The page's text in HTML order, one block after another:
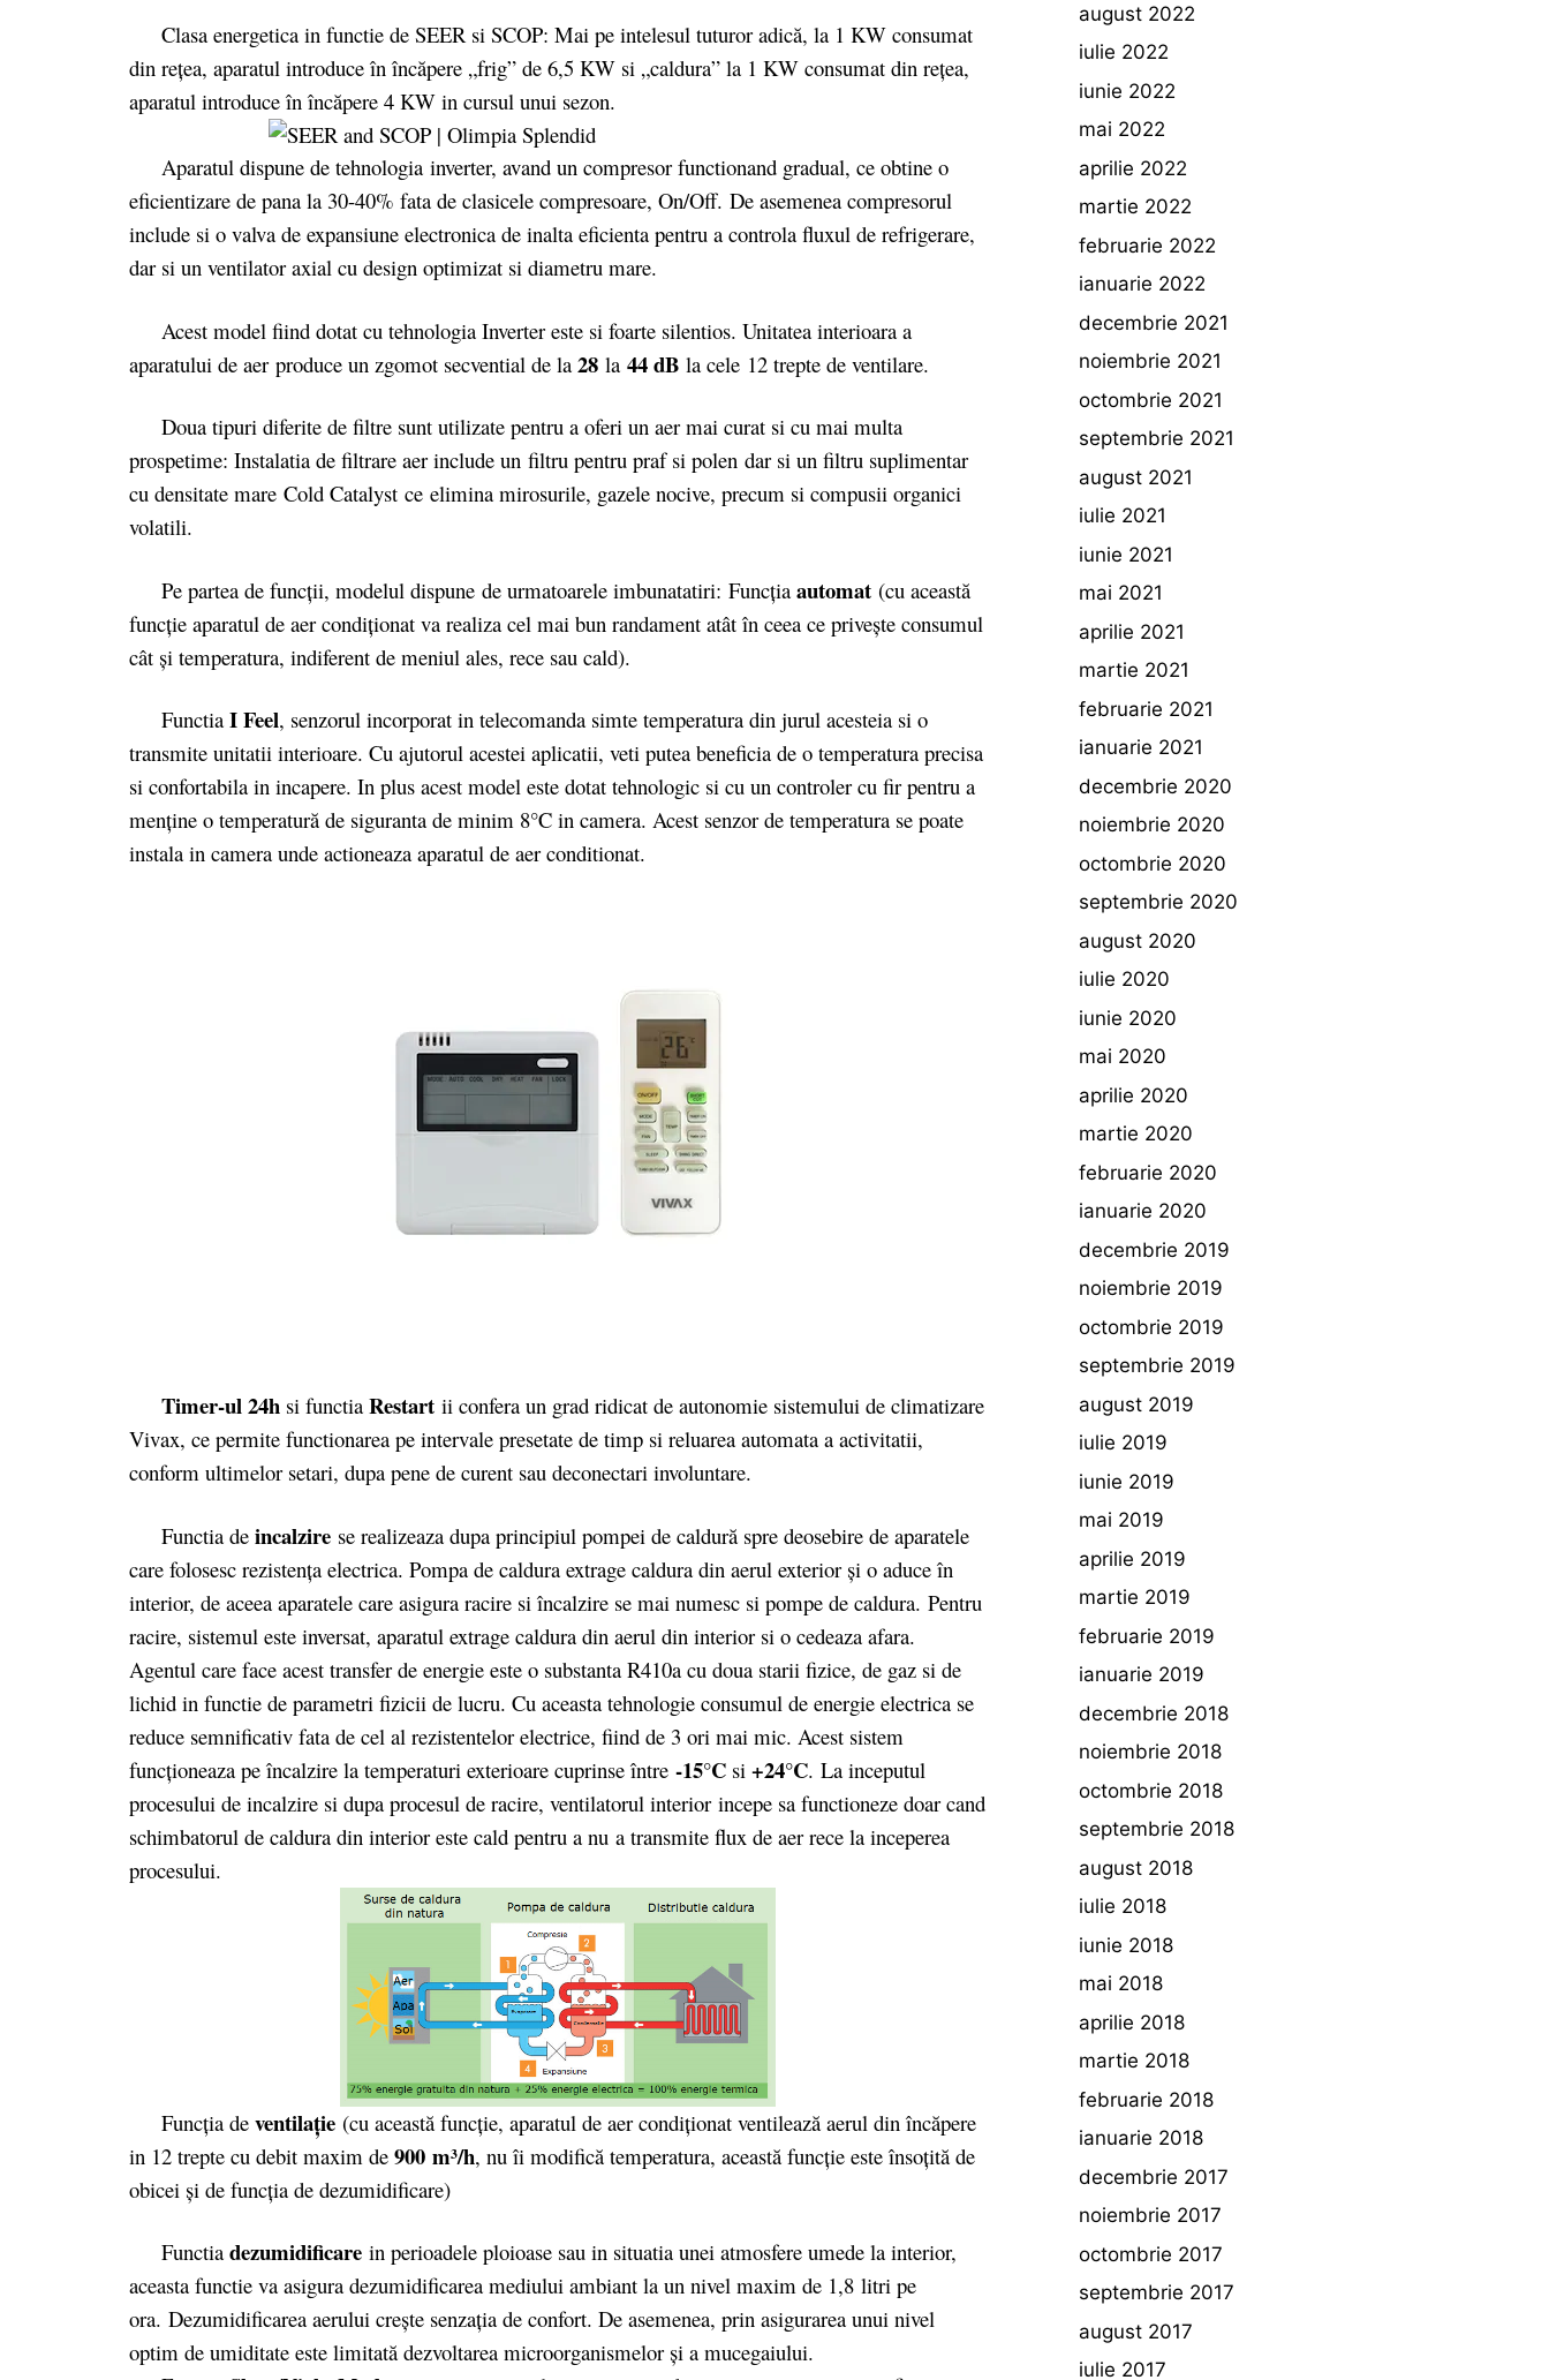
Clasa energetica in functie de SEER si SCOP: Mai pe intelesul tuturor adică, la 1 KW consumat
din reţea, aparatul introduce în încăpere „frig” de 6,5 KW si „caldura” la 1 KW consumat din reţea,
aparatul introduce în încăpere 4 KW in cursul unui sezon.
Aparatul dispune de tehnologia inverter, avand un compresor functionand gradual, ce obtine o
eficientizare de pana la 30-40% fata de clasicele compresoare, On/Off. De asemenea compresorul
include si o valva de expansiune electronica de inalta eficienta pentru a controla fluxul de refrigerare,
dar si un ventilator axial cu design optimizat si diametru mare.
Acest model fiind dotat cu tehnologia Inverter este si foarte silentios. Unitatea interioara a
aparatului de aer produce un zgomot secvential de la 28 la 44 dB la cele 12 trepte de ventilare.
Doua tipuri diferite de filtre sunt utilizate pentru a oferi un aer mai curat si cu mai multa
prospetime: Instalatia de filtrare aer include un filtru pentru praf si polen dar si un filtru suplimentar
cu densitate mare Cold Catalyst ce elimina mirosurile, gazele nocive, precum si compusii organici
volatili.
Pe partea de funcții, modelul dispune de urmatoarele imbunatatiri: Funcţia automat (cu această
funcţie aparatul de aer condiţionat va realiza cel mai bun randament atât în ceea ce priveşte consumul
cât şi temperatura, indiferent de meniul ales, rece sau cald).
Functia I Feel, senzorul incorporat in telecomanda simte temperatura din jurul acesteia si o
transmite unitatii interioare. Cu ajutorul acestei aplicatii, veti putea beneficia de o temperatura precisa
si confortabila in incapere. In plus acest model este dotat tehnologic si cu un controler cu fir pentru a
menține o temperatură de siguranta de minim 8°C in camera. Acest senzor de temperatura se poate
instala in camera unde actioneaza aparatul de aer conditionat.
Timer-ul 24h si functia Restart ii confera un grad ridicat de autonomie sistemului de climatizare
Vivax, ce permite functionarea pe intervale presetate de timp si reluarea automata a activitatii,
conform ultimelor setari, dupa pene de curent sau deconectari involuntare.
Functia de incalzire se realizeaza dupa principiul pompei de caldură spre deosebire de aparatele
care folosesc rezistenţa electrica. Pompa de caldura extrage caldura din aerul exterior şi o aduce în
interior, de aceea aparatele care asigura racire si încalzire se mai numesc si pompe de caldura. Pentru
racire, sistemul este inversat, aparatul extrage caldura din aerul din interior si o cedeaza afara.
Agentul care face acest transfer de energie este o substanta R410a cu doua starii fizice, de gaz si de
lichid in functie de parametri fizicii de lucru. Cu aceasta tehnologie consumul de energie electrica se
reduce semnificativ fata de cel al rezistentelor electrice, fiind de 3 ori mai mic. Acest sistem
funcționeaza pe încalzire la temperaturi exterioare cuprinse între -15°C si +24°C. La inceputul
procesului de incalzire si dupa procesul de racire, ventilatorul interior incepe sa functioneze doar cand
schimbatorul de caldura din interior este cald pentru a nu a transmite flux de aer rece la inceperea
procesului.
Funcţia de ventilaţie (cu această funcţie, aparatul de aer condiţionat ventilează aerul din încăpere
in 12 trepte cu debit maxim de 900 m³/h, nu îi modifică temperatura, această funcţie este însoţită de
obicei şi de funcţia de dezumidificare)
Functia dezumidificare in perioadele ploioase sau in situatia unei atmosfere umede la interior,
aceasta functie va asigura dezumidificarea mediului ambiant la un nivel maxim de 1,8 litri pe
ora. Dezumidificarea aerului creşte senzaţia de confort. De asemenea, prin asigurarea unui nivel
optim de umiditate este limitată dezvoltarea microorganismelor şi a mucegaiului.
august 2022
iulie 2022
iunie 2022
mai 2022
aprilie 2022
martie 2022
februarie 2022
ianuarie 2022
decembrie 2021
noiembrie 2021
octombrie 2021
septembrie 2021
august 2021
iulie 2021
iunie 2021
mai 2021
aprilie 2021
martie 2021
februarie 2021
ianuarie 2021
decembrie 2020
noiembrie 2020
octombrie 2020
septembrie 2020
august 2020
iulie 2020
iunie 2020
mai 2020
aprilie 2020
martie 2020
februarie 2020
ianuarie 2020
decembrie 2019
noiembrie 2019
octombrie 2019
septembrie 2019
august 2019
iulie 2019
iunie 2019
mai 2019
aprilie 2019
martie 2019
februarie 2019
ianuarie 2019
decembrie 2018
noiembrie 2018
octombrie 2018
septembrie 2018
august 2018
iulie 2018
iunie 2018
mai 2018
aprilie 2018
martie 2018
februarie 2018
ianuarie 2018
decembrie 2017
noiembrie 2017
octombrie 2017
septembrie 2017
august 2017
iulie 2017